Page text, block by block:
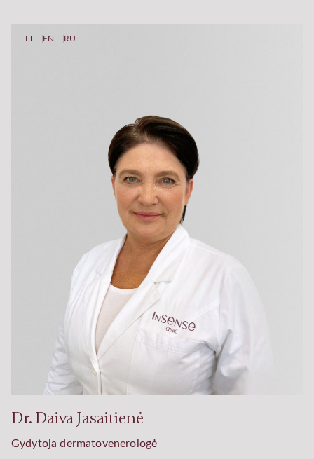
LT EN RU
Dr. Daiva Jasaitienė
Gydytoja dermatovenerologė